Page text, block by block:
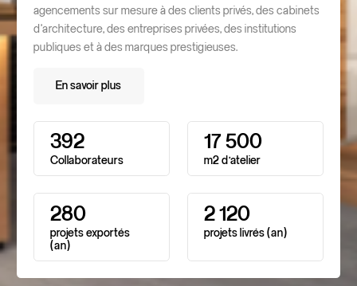
agencements sur mesure à des clients privés, des cabinets
d’architecture, des entreprises privées, des institutions
publiques et à des marques prestigieuses.
En savoir plus
392
Collaborateurs
17500
m2 d’atelier
280
projetsexportés
(an)
2120
projets livrés (an)